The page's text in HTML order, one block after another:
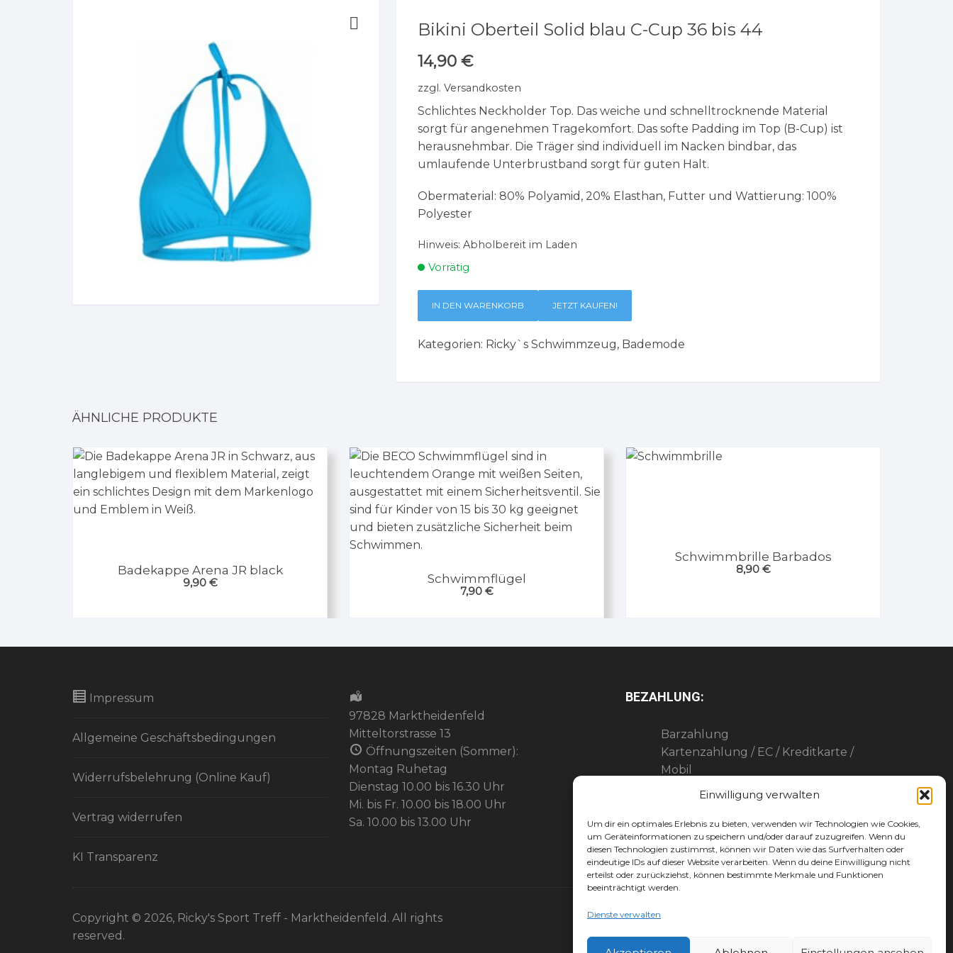
Einwilligung verwalten
Um dir ein optimales Erlebnis zu bieten, verwenden wir Technologien wie Cookies,
um Geräteinformationen zu speichern und/oder darauf zuzugreifen. Wenn du
diesen Technologien zustimmst, können wir Daten wie das Surfverhalten oder
eindeutige IDs auf dieser Website verarbeiten. Wenn du deine Einwilligung nicht
erteilst oder zurückziehst, können bestimmte Merkmale und Funktionen
beeinträchtigt werden.
Dienste verwalten
Bikini Oberteil Solid blau C-Cup 36 bis 44
14,90 €
zzgl. Versandkosten
Schlichtes Neckholder Top. Das weiche und schnelltrocknende Material
sorgt für angenehmen Tragekomfort. Das softe Padding im Top (B-Cup) ist
herausnehmbar. Die Träger sind individuell im Nacken bindbar, das
umlaufende Unterbrustband sorgt für guten Halt.
Obermaterial: 80% Polyamid, 20% Elasthan, Futter und Wattierung: 100%
Polyester
Hinweis: Abholbereit im Laden
Vorrätig
IN DEN WARENKORB JETZT KAUFEN!
Kategorien: Ricky`s Schwimmzeug, Bademode
ÄHNLICHE PRODUKTE
Badekappe Arena JR black
9,90 € Schwimmflügel
7,90 €
Schwimmbrille Barbados
8,90 €
Impressum
Allgemeine Geschäftsbedingungen
Widerrufsbelehrung (Online Kauf)
Vertrag widerrufen
KI Transparenz
97828 Marktheidenfeld
Mitteltorstrasse 13
Öffnungszeiten (Sommer):
Montag Ruhetag
Dienstag 10.00 bis 16.30 Uhr
Mi. bis Fr. 10.00 bis 18.00 Uhr
Sa. 10.00 bis 13.00 Uhr
BEZAHLUNG:
Barzahlung
Kartenzahlung / EC / Kreditkarte /
Mobil
Maingutschein
Werbegemeinschaft-Gutschein
Copyright © 2026, Ricky's Sport Treff - Marktheidenfeld. All rights
reserved.